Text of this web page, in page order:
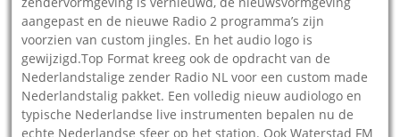
aangepast en de nieuwe Radio 2 programma’s zijn
voorzien van custom jingles. En het audio logo is
gewijzigd.Top Format kreeg ook de opdracht van de
Nederlandstalige zender Radio NL voor een custom made
Nederlandstalig pakket. Een volledig nieuw audiologo en
typische Nederlandse live instrumenten bepalen nu de
echte Nederlandse sfeer op het station. Ook Waterstad FM